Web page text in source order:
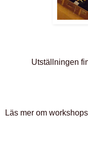
Utställningen
Läs mer om